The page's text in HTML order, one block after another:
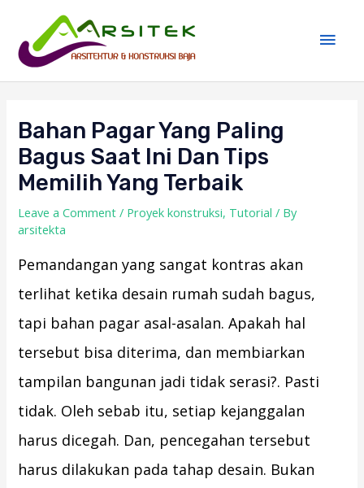
content
Bahan Pagar Yang Paling
Bagus Saat Ini Dan Tips
Memilih Yang Terbaik
Leave a Comment / Proyek konstruksi, Tutorial / By
arsitekta
Pemandangan yang sangat kontras akan
terlihat ketika desain rumah sudah bagus,
tapi bahan pagar asal-asalan. Apakah hal
tersebut bisa diterima, dan membiarkan
tampilan bangunan jadi tidak serasi?. Pasti
tidak. Oleh sebab itu, setiap kejanggalan
harus dicegah. Dan, pencegahan tersebut
harus dilakukan pada tahap desain. Bukan